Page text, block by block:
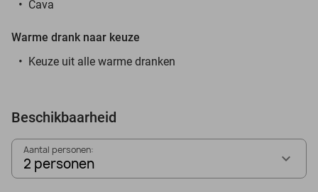
Cava
Warme drank naar keuze
Keuze uit alle warme dranken
Beschikbaarheid
Aantal personen:
2 personen